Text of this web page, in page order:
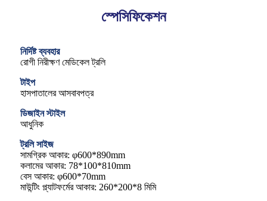
স্পেসিফিকেশন
নির্দিষ্ট ব্যবহার
রোগী নিরীক্ষণ মেডিকেল ট্রলি
টাইপ
হাসপাতালের আসবাবপত্র
ডিজাইন স্টাইল
আধুনিক
ট্রলি সাইজ
সামগ্রিক আকার: φ600*890mm
কলামের আকার: 78*100*810mm
বেস আকার: φ600*70mm
মাউন্টিং প্ল্যাটফর্মের আকার: 260*200*8 মিমি